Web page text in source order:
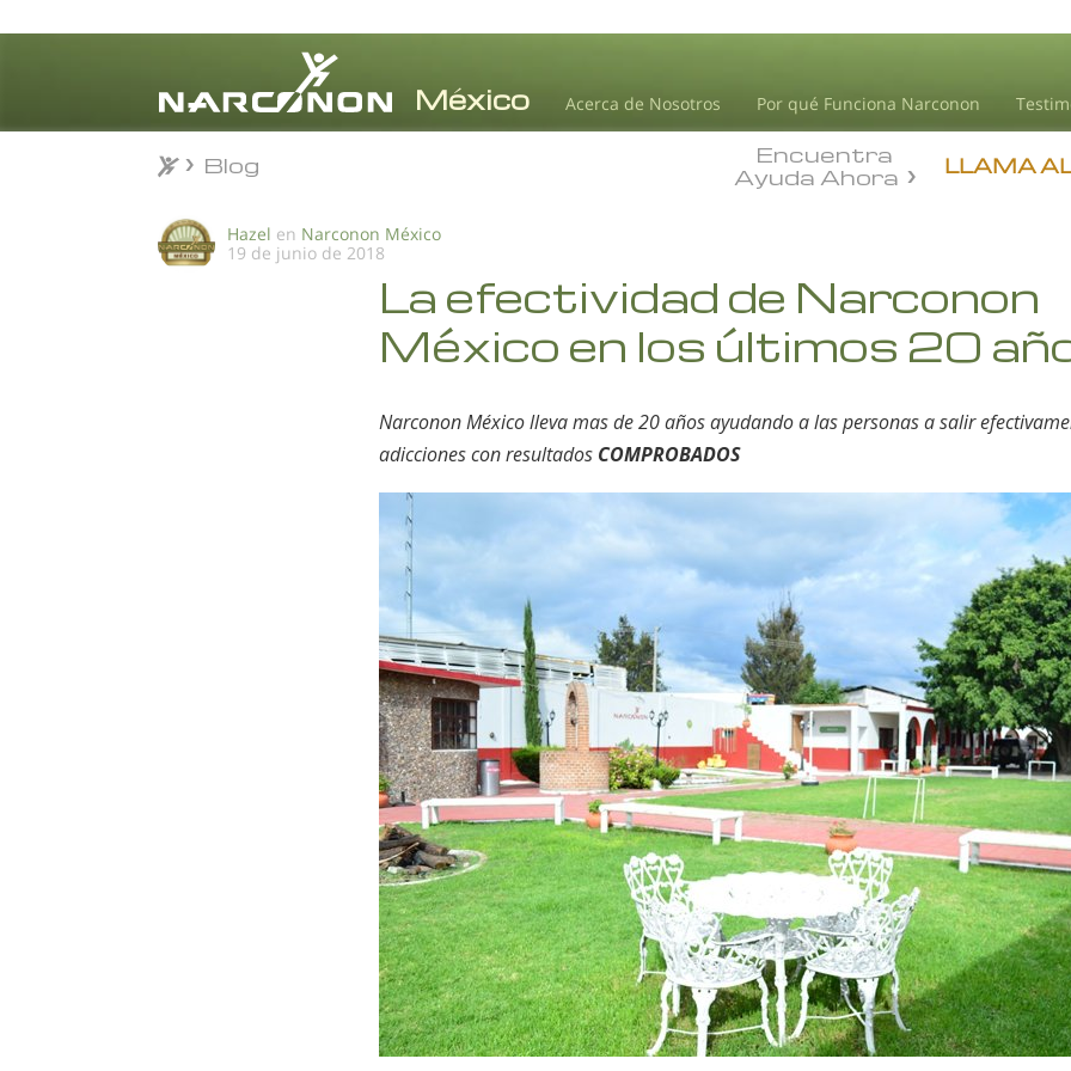
Acerca de Nosotros Por qué Funciona Narconon
LLAMA
Encuentra
Ayuda Ahora
Blog
Hazel en Narconon México
19 de junio de 2018
La efectividad de Narconon
México en los últimos 20
Narconon México lleva mas de 20 años ayudando a las personas a salir
adicciones con resultados COMPROBADOS
Blog